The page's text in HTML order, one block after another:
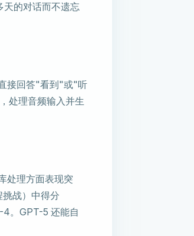
天的对话而不遗忘
接回答"看到"或"听
处理音频输入并生
处理方面表现突
战）中得分
。GPT-5 还能自